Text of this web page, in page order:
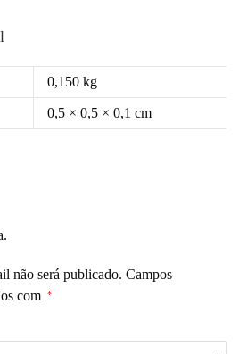
0,150 kg
0,5 × 0,5 × 0,1 cm
não será publicado. Campos
com
*